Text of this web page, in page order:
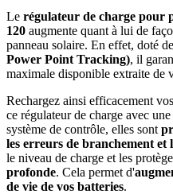
Le régulateur de charge pour
120 augmente quant à lui de
panneau solaire. En effet, doté
Power Point Tracking), il
maximale disponible extraite de
Rechargez ainsi efficacement vos
ce régulateur de charge avec
système de contrôle, elles sont
les erreurs de branchement et
le niveau de charge et les
profonde. Cela permet d'
de vie de vos batteries.